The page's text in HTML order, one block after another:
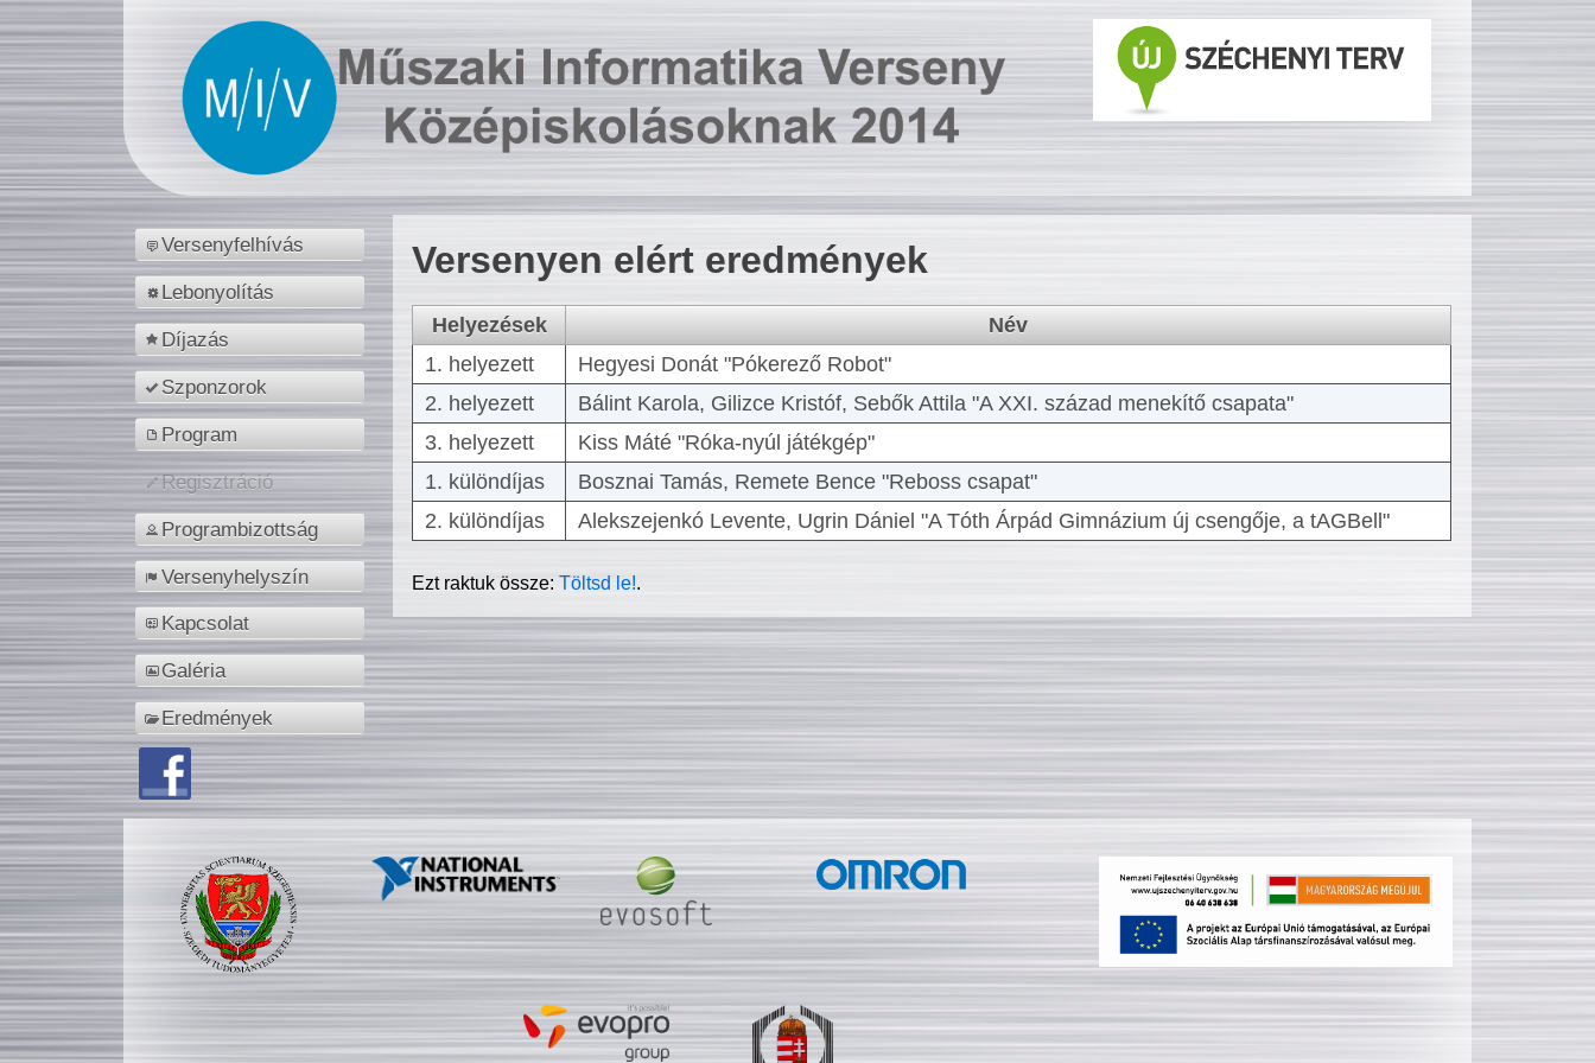
Versenyfelhívás
Lebonyolítás
Díjazás
Szponzorok
Program
Regisztráció
Programbizottság
Versenyhelyszín
Kapcsolat
Galéria
Eredmények
Versenyen elért eredmények
Helyezések
Név
1. helyezett
Hegyesi Donát "Pókerező Robot"
2. helyezett
Bálint Karola, Gilizce Kristóf, Sebők Attila "A XXI. század menekítő csapata"
3. helyezett
Kiss Máté "Róka-nyúl játékgép"
1. különdíjas
Bosznai Tamás, Remete Bence "Reboss csapat"
2. különdíjas
Alekszejenkó Levente, Ugrin Dániel "A Tóth Árpád Gimnázium új csengője, a tAGBell"
Ezt raktuk össze:Töltsd le!.